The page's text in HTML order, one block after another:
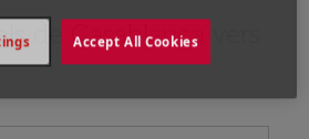
de Casablanca vers
pour les options populaires
Accept All Cookies